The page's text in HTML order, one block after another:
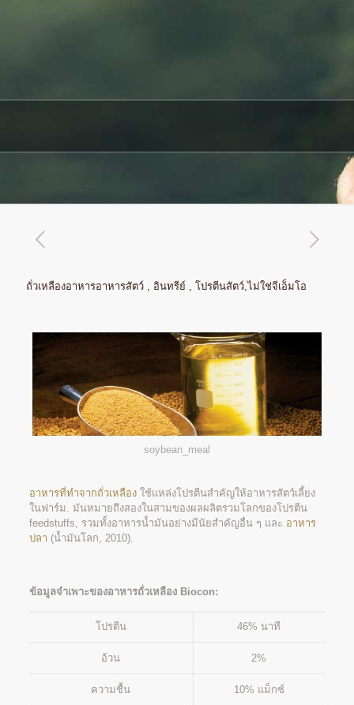
ถั่วเหลืองอาหารอาหารสัตว์ , อินทรีย์ , โปรตีนสัตว์,ไม่ใช่จีเอ็มโอ
soybean_meal
อาหารที่ทำจากถั่วเหลืองใช้แหล่งโปรตีนสำคัญให้อาหารสัตว์เลี้ยง
ในฟาร์ม. มันหมายถึงสองในสามของผลผลิตรวมโลกของโปรตีน
feedstuffs, รวมทั้งอาหารน้ำมันอย่างมีนัยสำคัญอื่น ๆ และ อาหาร
ปลา (น้ำมันโลก, 2010).
ข้อมูลจำเพาะของอาหารถั่วเหลือง Biocon:
โปรตีน 46% นาที
อ้วน 2%
ความชื้น 10% แม็กซ์